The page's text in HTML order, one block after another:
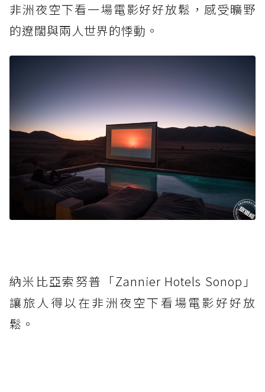
非洲夜空下看一場電影好好放鬆，感受曠野
的遼闊與兩人世界的悸動。
納米比亞索努普「Zannier Hotels Sonop」
讓旅人得以在非洲夜空下看場電影好好放
鬆。